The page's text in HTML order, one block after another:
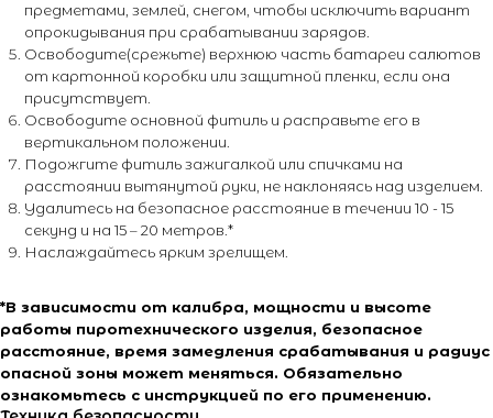
предметами, землей, снегом, чтобы исключить вариант
опрокидывания при срабатывании зарядов.
Освободите(срежьте) верхнюю часть батареи салютов
от картонной коробки или защитной пленки, если она
присутствует.
Освободите основной фитиль и расправьте его в
вертикальном положении.
Подожгите фитиль зажигалкой или спичками на
расстоянии вытянутой руки, не наклоняясь над изделием.
Удалитесь на безопасное расстояние в течении 10 - 15
секунд и на 15 – 20 метров.*
Наслаждайтесь ярким зрелищем.
*В зависимости от калибра, мощности и высоте
работы пиротехнического изделия, безопасное
расстояние, время замедления срабатывания и радиус
опасной зоны может меняться. Обязательно
ознакомьтесь с инструкцией по его применению.
+7 (495) 795-50-50
ежедневно с 10:00 до 20:00
Адрес офиса: